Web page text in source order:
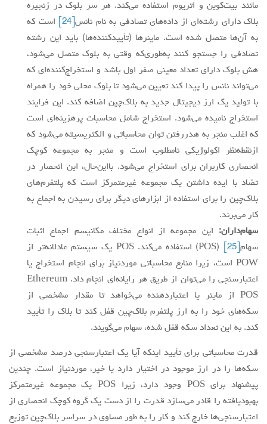
مانند بیت‌کوین و اتریوم استفاده می‌کند. هر سر بلوک در زنجیره
بلاک دارای رشته‌ای از داده‌های تصادفی به نام نانس
است که
به آن‌ها متصل شده‌ است.‌ ماینرها (تأییدکننده‌ها) باید این رشته
تصادفی را جستجو کنند به‌طوری‌که وقتی به بلوک متصل می‌شود،
هش بلوک دارای تعداد معینی صفر اول باشد و استخراج‌کننده‌ای که
می‌تواند نانس را پیدا کند تعیین می‌شود تا بلوک محلی خود را همراه
با تولید یک ارز دیجیتال جدید به بلاک‌چین اضافه کند. این فرایند
استخراج نامیده می‌شود. استخراج شامل محاسبات پرهزینه‌ای است
که اغلب منجر به هدررفتن توان محاسباتی و الکتریسیته می‌شود که
ازنقطه‌نظر اکولوژیکی نامطلوب است و منجر به مجموعه کوچک
انحصاری کاربران برای استخراج می‌شود. بااین‌حال، این انحصار در
تضاد با ایده داشتن یک مجموعه غیرمتمرکز است که پلتفرم‌های
بلاک‌چین را برای استفاده از ابزارهای دیگر برای رسیدن به اجماع به
کار می‌برند.
سهام‌داران: این مجموعه از انواع مختلف مکانیسم اجماع اثبات
سهام
(POS) استفاده می‌کند. POS یک سیستم عادلانه‌تر از
POW است، زیرا منابع محاسباتی موردنیاز برای انجام استخراج یا
اعتبارسنجی را می‌توان از طریق هر رایانه‌ای انجام داد. Ethereum
POS از ماینر یا اعتباردهنده می‌خواهد تا مقدار مشخصی از
سکه‌های خود را به ارز پلتفرم بلاک‌چین قفل کند تا بلاک را تأیید
کند. به این تعداد سکه قفل شده، سهام می‌گویند.
قدرت محاسباتی برای تأیید اینکه آیا یک اعتبارسنجی درصد مشخصی از
سکه‌ها را در ارز موجود در اختیار دارد یا خیر، موردنیاز است. چندین
پیشنهاد برای POS وجود دارد، زیرا POS یک مجموعه غیرمتمرکز
بهبودیافته را قادر می‌سازد قدرت را از دست یک گروه کوچک انحصاری از
اعتبارسنجی‌ها خارج کند و کار را به طور مساوی در سراسر بلاک‌چین توزیع